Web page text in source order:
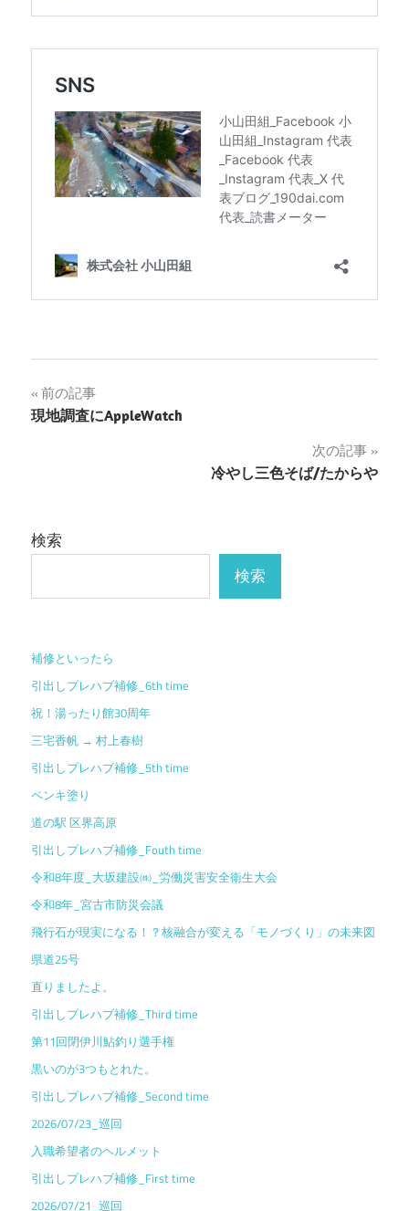
投
稿
ゲ
シ
ョ
ン
前の記事
現地調査にAppleWatch
次の記事
冷やし三色そば/たからや
検索
検索
補修といったら
引出しプレハブ補修_6th time
祝！湯ったり館30周年
三宅香帆 → 村上春樹
引出しプレハブ補修_5th time
ペンキ塗り
道の駅 区界高原
引出しプレハブ補修_Fouth time
令和8年度_大坂建設㈱_労働災害安全衛生大会
令和8年_宮古市防災会議
飛行石が現実になる！？核融合が変える「モノづくり」の未来図
県道25号
直りましたよ。
引出しプレハブ補修_Third time
第11回閉伊川鮎釣り選手権
黒いのが3つもとれた。
引出しプレハブ補修_Second time
2026/07/23_巡回
入職希望者のヘルメット
引出しプレハブ補修_First time
2026/07/21_巡回